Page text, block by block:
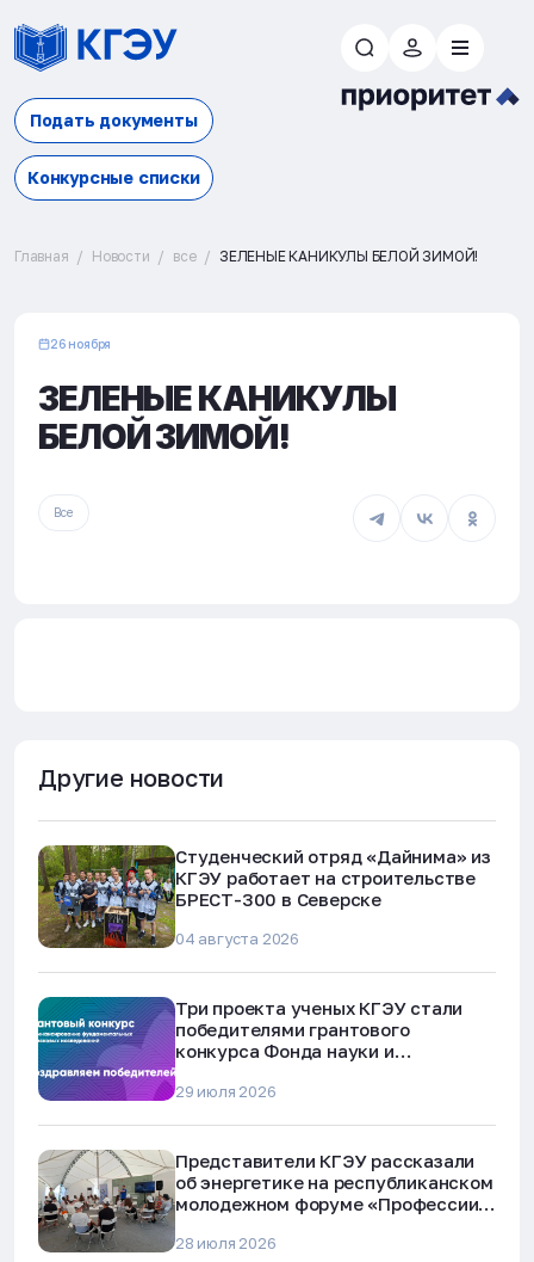
Подать документы
Конкурсные списки
Главная Новости все ЗЕЛЕНЫЕ КАНИКУЛЫ БЕЛОЙ ЗИМОЙ!
26 ноября
ЗЕЛЕНЫЕ КАНИКУЛЫ
БЕЛОЙ ЗИМОЙ!
Все
Другие новости
Студенческий отряд «Дайнима» из
КГЭУ работает на строительстве
БРЕСТ-300 в Северске
04 августа 2026
Три проекта ученых КГЭУ стали
победителями грантового
конкурса Фонда науки и
29 июля 2026
Представители КГЭУ рассказали
об энергетике на республиканском
молодежном форуме «Профессии
28 июля 2026